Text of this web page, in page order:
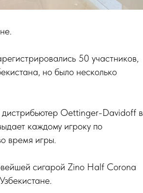
50 участников,
но было несколько
Oettinger-Davidoff в
каждому игроку по
время игры.
сигарой Zino Half Corona